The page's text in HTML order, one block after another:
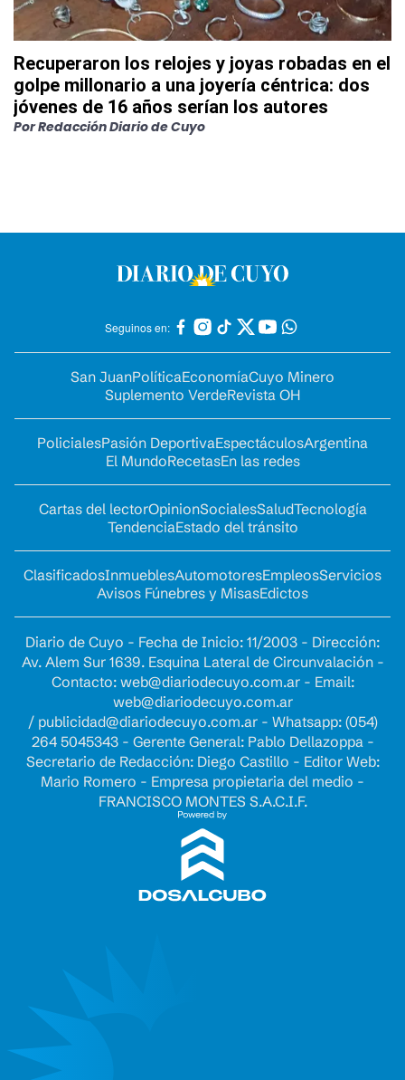
Recuperaron los relojes y joyas robadas en el
golpe millonario a una joyería céntrica: dos
jóvenes de 16 años serían los autores
PorRedacción Diario de Cuyo
Seguinos en:
San JuanPolíticaEconomíaCuyo Minero
Suplemento VerdeRevista OH
PolicialesPasión DeportivaEspectáculosArgentina
El MundoRecetasEn las redes
Cartas del lectorOpinionSocialesSaludTecnología
TendenciaEstado del tránsito
ClasificadosInmueblesAutomotoresEmpleosServicios
Avisos Fúnebres y MisasEdictos
Diario de Cuyo - Fecha de Inicio: 11/2003 - Dirección:
Av. Alem Sur 1639. Esquina Lateral de Circunvalación -
Contacto: web@diariodecuyo.com.ar- Email:
web@diariodecuyo.com.ar
/ publicidad@diariodecuyo.com.ar- Whatsapp: (054)
264 5045343 - Gerente General: Pablo Dellazoppa -
Secretario de Redacción: Diego Castillo - Editor Web:
Mario Romero - Empresa propietaria del medio -
FRANCISCO MONTES S.A.C.I.F.